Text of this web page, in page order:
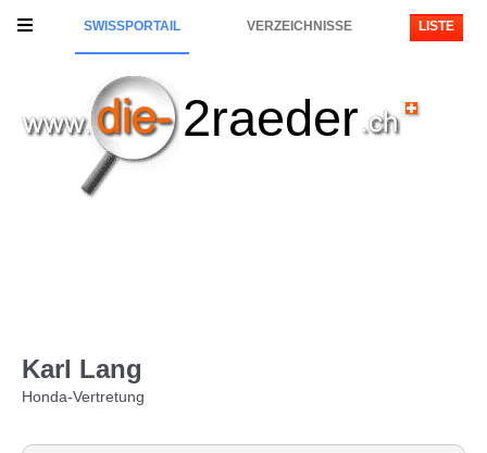
SWISSPORTAIL VERZEICHNISSE LISTE
2raeder
Karl Lang
Honda-Vertretung